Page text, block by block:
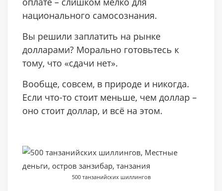
национального самосознания.
Вы решили заплатить на рынке
долларами? Морально готовьтесь к
тому, что «сдачи нет».
Вообще, совсем, в природе и никогда.
Если что-то стоит меньше, чем доллар –
оно стоит доллар, и всё на этом.
500 танзанийских шиллингов